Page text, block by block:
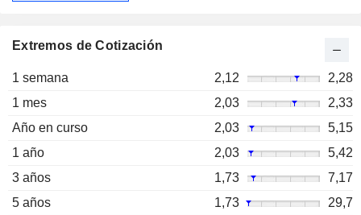
Extremos de Cotización
1 semana 2,12
2,28
1 mes
2,03
2,33
Año en curso
2,03
5,15
1 año
2,03
5,42
3 años
1,73
7,17
5 años
1,73
29,7